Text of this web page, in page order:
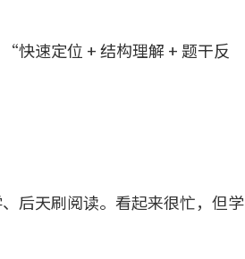
快速定位 + 结构理解 + 题干反
后天刷阅读。看起来很忙，但学